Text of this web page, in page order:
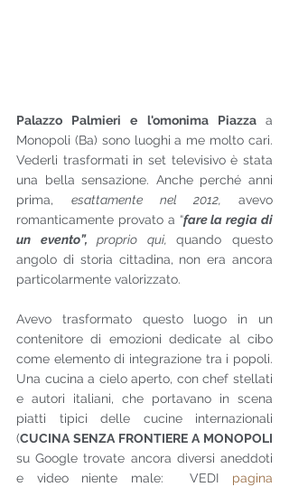
Palazzo Palmieri e l'omonima Piazza a
Monopoli (Ba) sono luoghi a me molto cari.
Vederli trasformati in set televisivo è stata
una bella sensazione. Anche perché anni
prima, esattamente nel 2012, avevo
romanticamente provato a “fare la regia di
un evento”, proprio qui, quando questo
angolo di storia cittadina, non era ancora
particolarmente valorizzato.
Avevo trasformato questo luogo in un
contenitore di emozioni dedicate al cibo
come elemento di integrazione tra i popoli.
Una cucina a cielo aperto, con chef stellati
e autori italiani, che portavano in scena
piatti tipici delle cucine internazionali
(
su Google trovate ancora diversi aneddoti
e video niente male:  VEDI pagina